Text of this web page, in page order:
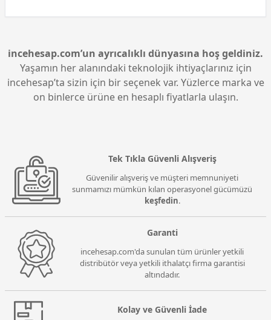
incehesap.com’un ayrıcalıklı dünyasına hoş geldiniz.
Yaşamın her alanındaki teknolojik ihtiyaçlarınız için
incehesap’ta sizin için bir seçenek var. Yüzlerce marka ve
on binlerce ürüne en hesaplı fiyatlarla ulaşın.
Tek Tıkla Güvenli Alışveriş
Güvenilir alışveriş ve müşteri memnuniyeti
sunmamızı mümkün kılan operasyonel gücümüzü
keşfedin.
Garanti
incehesap.com'da sunulan tüm ürünler yetkili
distribütör veya yetkili ithalatçı firma garantisi
altındadır.
Kolay ve Güvenli İade